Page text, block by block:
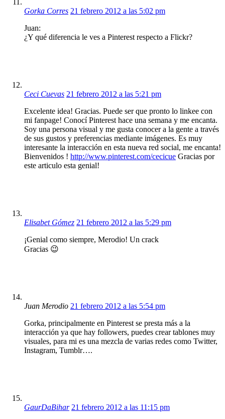
Gorka Corres 21 febrero 2012 a las 5:02 pm
Juan:
¿Y qué diferencia le ves a Pinterest respecto a Flickr?
Ceci Cuevas 21 febrero 2012 a las 5:21 pm
Excelente idea! Gracias. Puede ser que pronto lo linkee con
mi fanpage! Conocí Pinterest hace una semana y me encanta.
Soy una persona visual y me gusta conocer a la gente a través
de sus gustos y preferencias mediante imágenes. Es muy
interesante la interacción en esta nueva red social, me encanta!
Bienvenidos ! http://www.pinterest.com/cecicue Gracias por
este articulo esta genial!
Elisabet Gómez 21 febrero 2012 a las 5:29 pm
¡Genial como siempre, Merodio! Un crack
Gracias 😉
Juan Merodio 21 febrero 2012 a las 5:54 pm
Gorka, principalmente en Pinterest se presta más a la
interacción ya que hay followers, puedes crear tablones muy
visuales, para mi es una mezcla de varias redes como Twitter,
Instagram, Tumblr….
GaurDaBihar 21 febrero 2012 a las 11:15 pm